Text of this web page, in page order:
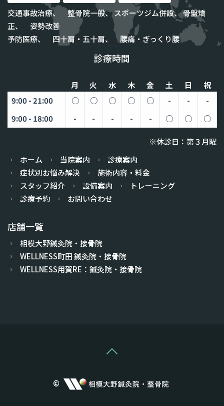
交通事故治療、 整骨院一般、 スポーツジム併設、 骨盤矯
正、 姿勢改善
予防医療、 四十肩・五十肩、 腰痛・ぎっくり腰
診療時間
月 火 水 木 金 土 日
祝
9:00 - 21:00
○ ○ ○ ○ ○ - -
-
9:00 - 18:00
- - - - - ○ ○ ○
※休診日：第３月曜
ホーム
当院案内
診療案内
症状別お悩み解決
施術内容・料金
スタッフ紹介
設備案内
トレーニング
診療予約
お問い合わせ
店舗一覧
相模大野鍼灸院・接骨院
WELLNESS町田 鍼灸院・接骨院
WELLNESS用賀RE：鍼灸院・接骨院
©